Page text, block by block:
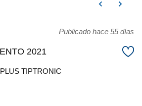
Publicado hace 55 días
2021
TIPTRONIC